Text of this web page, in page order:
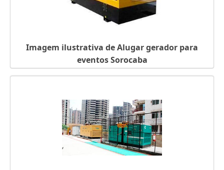
Imagem ilustrativa de Alugar gerador para
eventos Sorocaba